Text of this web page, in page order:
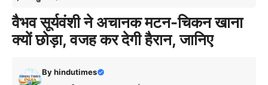
वैभव सूर्यवंशी ने अचानक मटन-चिकन खाना
क्यों छोड़ा, वजह कर देगी हैरान, जानिए
Byhindutimes